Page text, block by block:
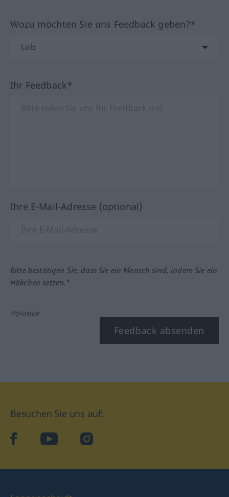
Wozu möchten Sie uns Feedback geben?*
Ihr Feedback*
Ihre E-Mail-Adresse (optional)
Bitte bestätigen Sie, dass Sie ein Mensch sind, indem Sie ein
Häkchen setzen.*
*Pflichtfeld
Feedback absenden
Besuchen Sie uns auf:
facebookYouTube Instagram